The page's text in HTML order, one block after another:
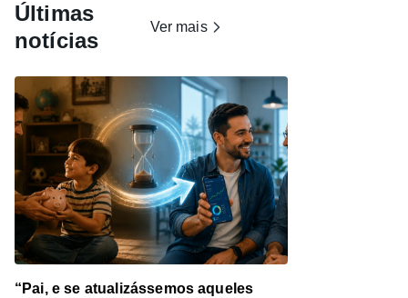
Últimas
notícias
Ver mais
“Pai, e se atualizássemos aqueles